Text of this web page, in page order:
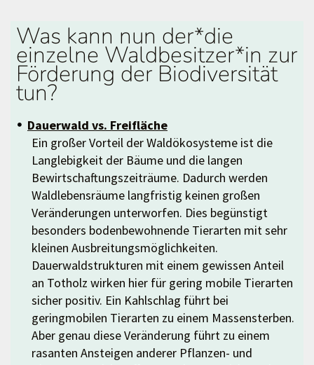
Was kann nun der*die
einzelne Waldbesitzer*in zur
Förderung der Biodiversität
tun?
Dauerwald vs. Freifläche
Ein großer Vorteil der Waldökosysteme ist die
Langlebigkeit der Bäume und die langen
Bewirtschaftungszeiträume. Dadurch werden
Waldlebensräume langfristig keinen großen
Veränderungen unterworfen. Dies begünstigt
besonders bodenbewohnende Tierarten mit sehr
kleinen Ausbreitungsmöglichkeiten.
Dauerwaldstrukturen mit einem gewissen Anteil
an Totholz wirken hier für gering mobile Tierarten
sicher positiv. Ein Kahlschlag führt bei
geringmobilen Tierarten zu einem Massensterben.
Aber genau diese Veränderung führt zu einem
rasanten Ansteigen anderer Pflanzen- und